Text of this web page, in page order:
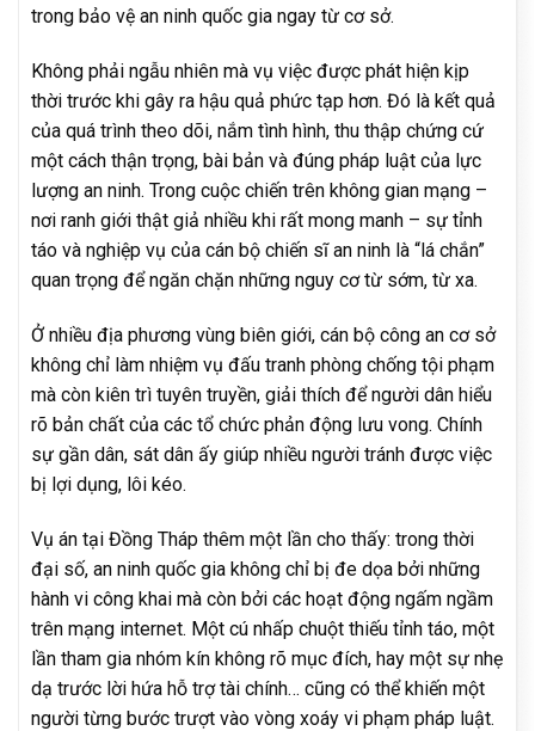
trong bảo vệ an ninh quốc gia ngay từ cơ sở.
Không phải ngẫu nhiên mà vụ việc được phát hiện kịp
thời trước khi gây ra hậu quả phức tạp hơn. Đó là kết quả
của quá trình theo dõi, nắm tình hình, thu thập chứng cứ
một cách thận trọng, bài bản và đúng pháp luật của lực
lượng an ninh. Trong cuộc chiến trên không gian mạng –
nơi ranh giới thật giả nhiều khi rất mong manh – sự tỉnh
táo và nghiệp vụ của cán bộ chiến sĩ an ninh là “lá chắn”
quan trọng để ngăn chặn những nguy cơ từ sớm, từ xa.
Ở nhiều địa phương vùng biên giới, cán bộ công an cơ sở
không chỉ làm nhiệm vụ đấu tranh phòng chống tội phạm
mà còn kiên trì tuyên truyền, giải thích để người dân hiểu
rõ bản chất của các tổ chức phản động lưu vong. Chính
sự gần dân, sát dân ấy giúp nhiều người tránh được việc
bị lợi dụng, lôi kéo.
Vụ án tại Đồng Tháp thêm một lần cho thấy: trong thời
đại số, an ninh quốc gia không chỉ bị đe dọa bởi những
hành vi công khai mà còn bởi các hoạt động ngấm ngầm
trên mạng internet. Một cú nhấp chuột thiếu tỉnh táo, một
lần tham gia nhóm kín không rõ mục đích, hay một sự nhẹ
dạ trước lời hứa hỗ trợ tài chính… cũng có thể khiến một
người từng bước trượt vào vòng xoáy vi phạm pháp luật.